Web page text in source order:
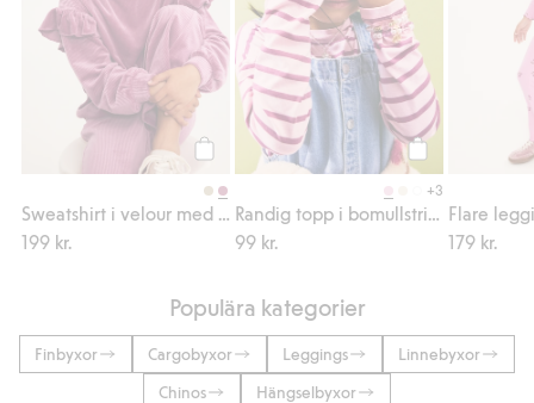
Köp
199 kr.
Köp
+3
99 kr.
179 kr.
Populära kategorier
Finbyxor Cargobyxor Leggings
Linnebyxor
Chinos
Hängselbyxor